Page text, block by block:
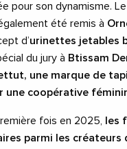
pour son dynamisme. Le
été remis à
d’urinettes jetables
du jury à Btissam
une marque de
une coopérative
fois en 2025,
les
parmi les créateurs